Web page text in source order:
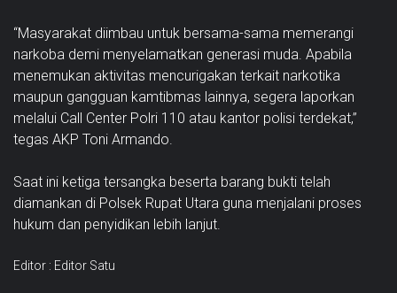
“Masyarakat diimbau untuk bersama-sama memerangi
narkoba demi menyelamatkan generasi muda. Apabila
menemukan aktivitas mencurigakan terkait narkotika
maupun gangguan kamtibmas lainnya, segera laporkan
melalui Call Center Polri 110 atau kantor polisi terdekat,”
tegas AKP Toni Armando.
Saat ini ketiga tersangka beserta barang bukti telah
diamankan di Polsek Rupat Utara guna menjalani proses
hukum dan penyidikan lebih lanjut.
Editor : Editor Satu